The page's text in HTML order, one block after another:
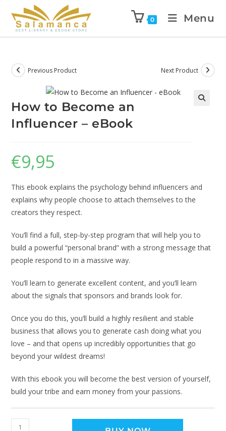
0 Menu
Previous Product Next Product
How to Become an
Influencer – eBook
€9,95
This ebook explains the psychology behind influencers and
explains why people choose to attach themselves to the
creators they respect.
You’ll find a full, step-by-step program that will help you to
build a powerful “personal brand” with a strong message that
people respond to in a massive way.
You’ll learn to generate excellent content, and you’ll learn
about the signals that sponsors and brands look for.
Once you do this, you’ll build a highly resilient and stable
business that allows you to generate cash doing what you
love – and that opens up incredibly opportunities that go
beyond your wildest dreams!
With this ebook you will become the best version of yourself,
build your tribe and earn money from your passions.